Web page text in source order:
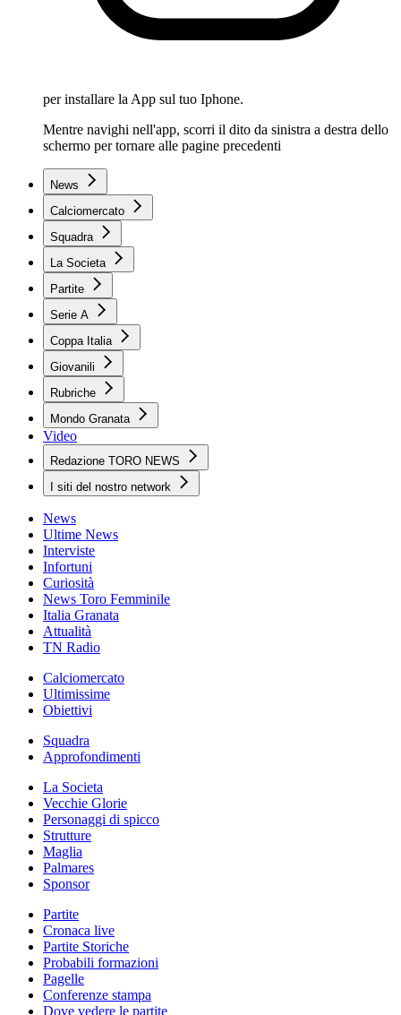
per installare la App sul tuo Iphone.
Mentre navighi nell'app, scorri il dito da sinistra a destra dello
schermo per tornare alle pagine precedenti
News
Calciomercato
Squadra
La Societa
Partite
Serie A
Coppa Italia
Giovanili
Rubriche
Mondo Granata
Video
Redazione TORO NEWS
I siti del nostro network
News
Ultime News
Interviste
Infortuni
Curiosità
News Toro Femminile
Italia Granata
Attualità
TN Radio
Calciomercato
Ultimissime
Obiettivi
Squadra
Approfondimenti
La Societa
Vecchie Glorie
Personaggi di spicco
Strutture
Maglia
Palmares
Sponsor
Partite
Cronaca live
Partite Storiche
Probabili formazioni
Pagelle
Conferenze stampa
Dove vedere le partite